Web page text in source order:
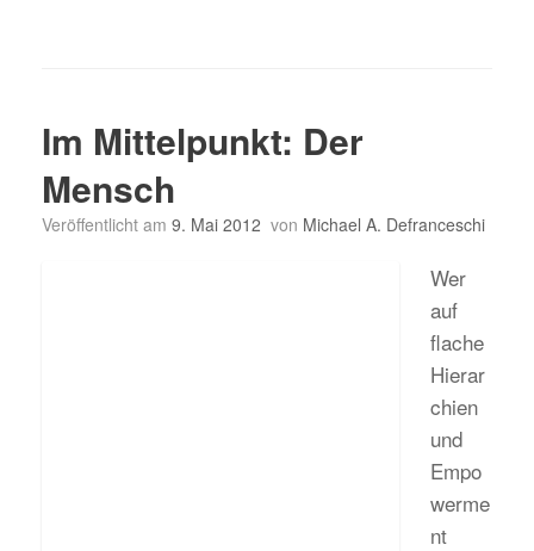
Im Mittelpunkt: Der
Mensch
Veröffentlicht am 9. Mai 2012 von Michael A. Defranceschi
Wer
auf
flache
Hierar
chien
und
Empo
werme
nt